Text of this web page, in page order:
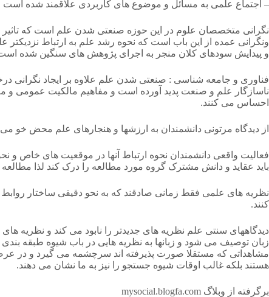
– اجتماع علمی به مسائل و موضوع های کاربردی علاقمند شده است
نگرانی متخصصان علوم در این حوزه صنعتی شدن علم است که
ونگرانی عمده از این باب است که نحوه رشد علم به ارتباط
و پیدایش سودهای کلان منجر به اجرای پژوهش های سنگین شده
فناوری و جامعه شناسی : صنعتی شدن علم علاوه بر ایجاد نگرانی
ناسازگار علم و صنعت پدید آورده است و مفاهیم مالکیت
احساس می کنند.
از دیدگاه مرتونی دانشمندان به ارزشها و هنجارهای علم محض
فعالیت واقعی دانشمندان نحوه ارتباط آنها در موقعیت های خاص و
باید عقاید و دانش مشترک گروه مورد مطالعه را درک کند لذا
نظریه های علمی فقط زمانی صادقند که به نحو دقیقی ساختار
کنند.
دیدگاههای سنتی علم نظریه های جدیدتر را نابود می کند و نظریه
زبان توصیف می شود و زبانها به نظریه هایی در باب شیوه طبقه
مشاهداتی که مستقلا صورت پذیرفته اند سرچشمه می گیرد و در
هستند بلکه غالب اوقات شیوه جستجو را نیز به ما نشان می دهند.
برگرفته از وبلاگ mysocial.blogfa.com